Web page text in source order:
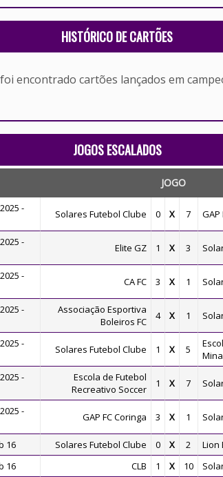
HISTÓRICO DE CARTÕES
encontrado cartões lançados em
JOGOS ESCALADOS
JOGO
-
Solares Futebol Clube 0 X 7 GAP
-
Elite GZ 1 X 3
-
CA FC 3 X 1
-
Associação Esportiva
Boleiros FC
4 X 1
-
Solares Futebol Clube 1 X 5
-
Escola de Futebol
Recreativo Soccer
1 X 7
-
GAP FC Coringa 3 X 1
16 Solares Futebol Clube 0 X 2 Lion
16 CLB 1 X 10